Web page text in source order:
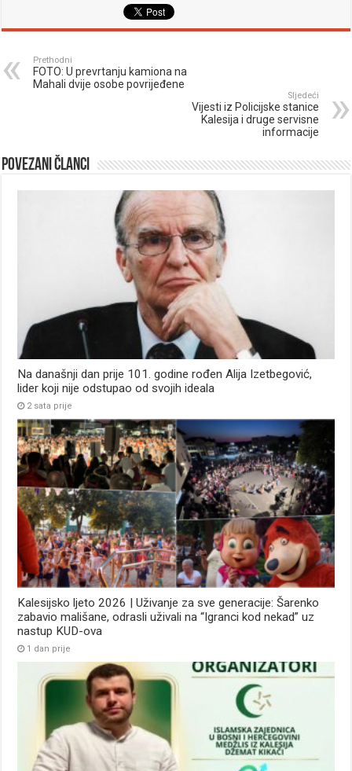
Prethodni
FOTO: U prevrtanju kamiona na
Mahali dvije osobe povrijeđene
Sljedeći
Vijesti iz Policijske stanice
Kalesija i druge servisne
informacije
Povezani članci
Na današnji dan prije 101. godine rođen Alija Izetbegović,
lider koji nije odstupao od svojih ideala
2 sata prije
Kalesijsko ljeto 2026 | Uživanje za sve generacije: Šarenko
zabavio mališane, odrasli uživali na “Igranci kod nekad” uz
nastup KUD-ova
1 dan prije